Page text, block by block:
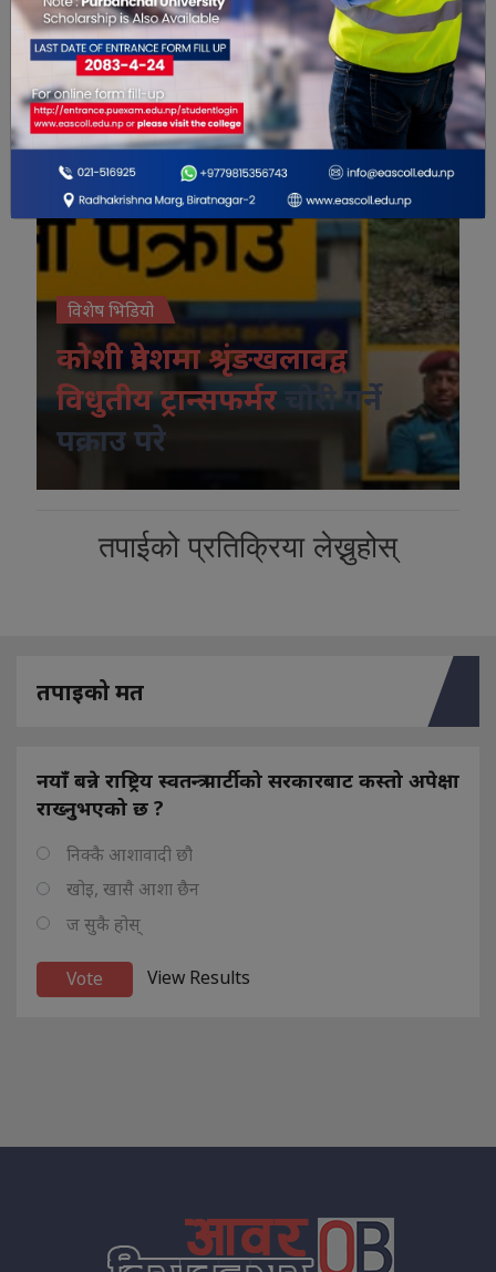
विशेष भिडियो
कोशी प्रदेशमा श्रृंङखलावद्व
विधुतीय ट्रान्सफर्मर
चोरी गर्ने
पक्राउ परे
तपाईको प्रतिक्रिया लेख्नुहोस्
तपाइको मत
नयाँ बन्ने राष्ट्रिय स्वतन्त्र पार्टीको सरकारबाट कस्तो अपेक्षा
राख्नुभएको छ ?
निक्कै आशावादी छौ
खोइ, खासै आशा छैन
ज सुकै होस्
View Results